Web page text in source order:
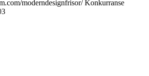
moderndesignfrisor/ Konkurranse